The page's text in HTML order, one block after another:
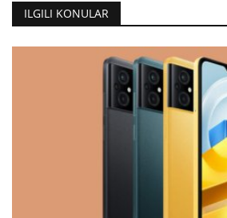
ILGILI KONULAR